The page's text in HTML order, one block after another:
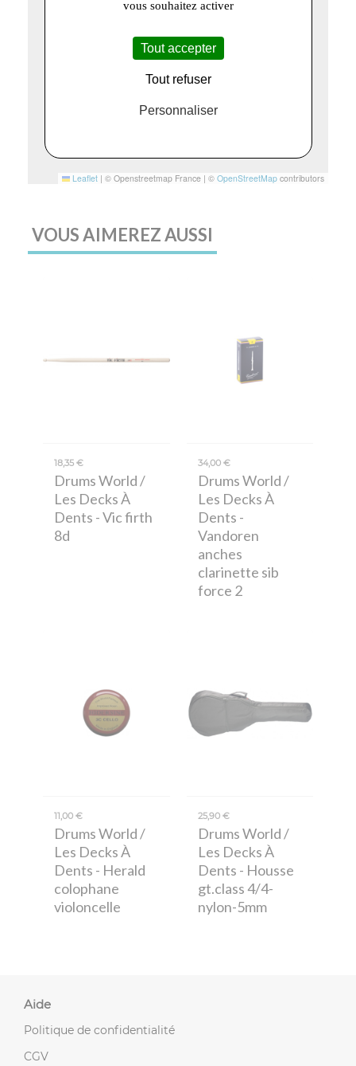
Leaflet | © Openstreetmap France | © OpenStreetMap contributors
VOUS AIMEREZ AUSSI
18,35 €
Drums World /
Les Decks À
Dents - Vic firth
8d
34,00 €
Drums World /
Les Decks À
Dents -
Vandoren
anches
clarinette sib
force 2
11,00 €
Drums World /
Les Decks À
Dents - Herald
colophane
violoncelle
25,90 €
Drums World /
Les Decks À
Dents - Housse
gt.class 4/4-
nylon-5mm
Aide
Politique de confidentialité
CGV
vous souhaitez activer
Tout accepter
Tout refuser
Personnaliser